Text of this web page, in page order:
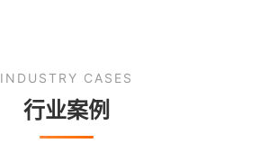
INDUSTRY CASES
行业案例